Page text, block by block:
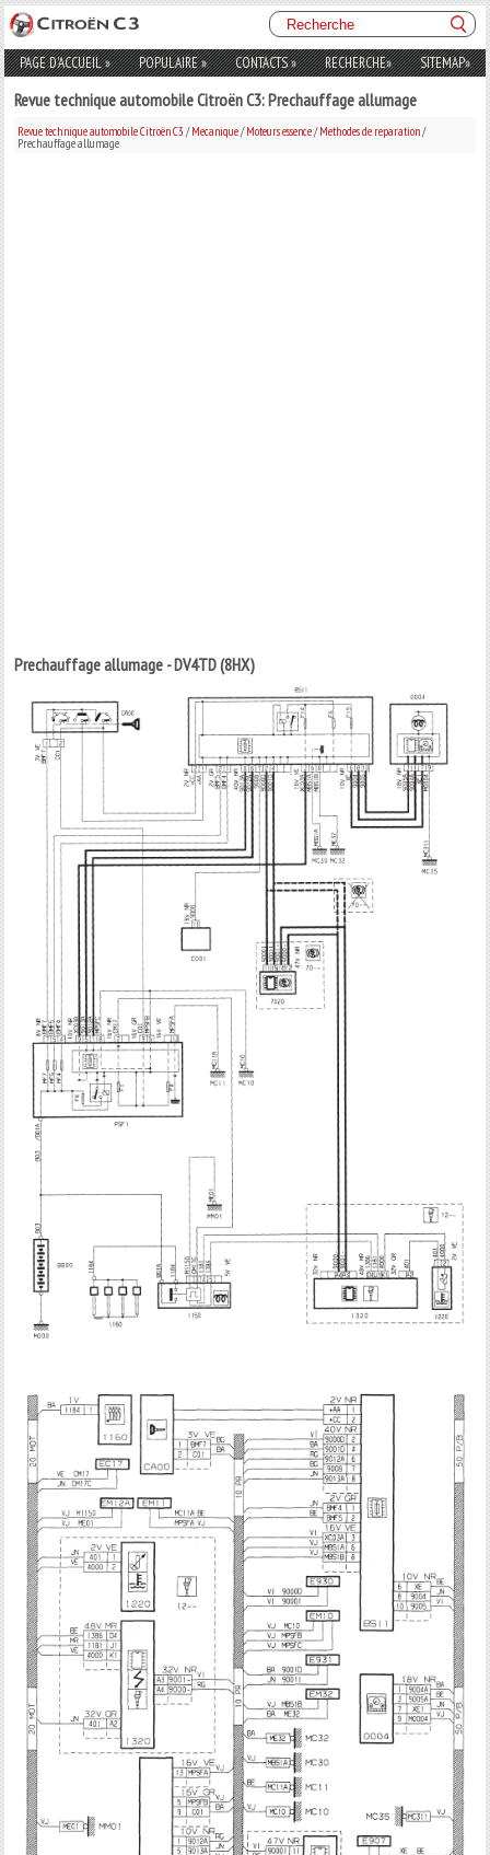
PAGE D'ACCUEIL» POPULAIRE» CONTACTS» RECHERCHE» SITEMAP»
Revue technique automobile Citroën C3: Prechauffage allumage
Revue technique automobile Citroën C3 /Mecanique/Moteurs essence/Methodes de reparation/
Prechauffage allumage
Prechauffage allumage - DV4TD (8HX)